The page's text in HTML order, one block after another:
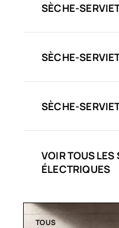
SÈCHE-
SÈCHE-
SÈCHE-
VOIR TOUS
ÉLECTRIQUES
TOUS